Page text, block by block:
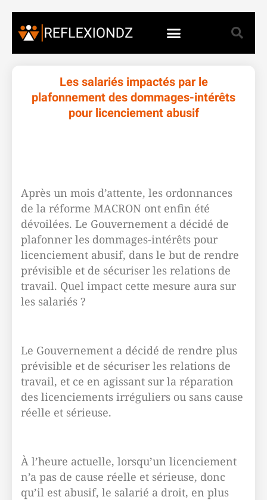
Les salariés impactés par le
plafonnement des dommages-intérêts
pour licenciement abusif
Après un mois d’attente, les ordonnances
de la réforme MACRON ont enfin été
dévoilées. Le Gouvernement a décidé de
plafonner les dommages-intérêts pour
licenciement abusif, dans le but de rendre
prévisible et de sécuriser les relations de
travail. Quel impact cette mesure aura sur
les salariés ?
Le Gouvernement a décidé de rendre plus
prévisible et de sécuriser les relations de
travail, et ce en agissant sur la réparation
des licenciements irréguliers ou sans cause
réelle et sérieuse.
À l’heure actuelle, lorsqu’un licenciement
n’a pas de cause réelle et sérieuse, donc
qu’il est abusif, le salarié a droit, en plus